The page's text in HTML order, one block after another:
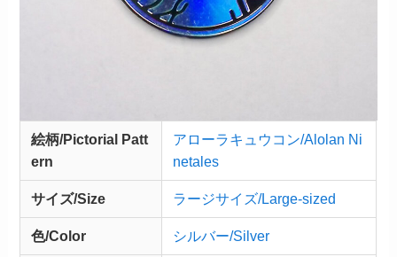
絵柄/Pictorial Patt
ern
アローラキュウコン/Alolan Ni
netales
サイズ/Size ラージサイズ/Large-sized
色/Color シルバー/Silver